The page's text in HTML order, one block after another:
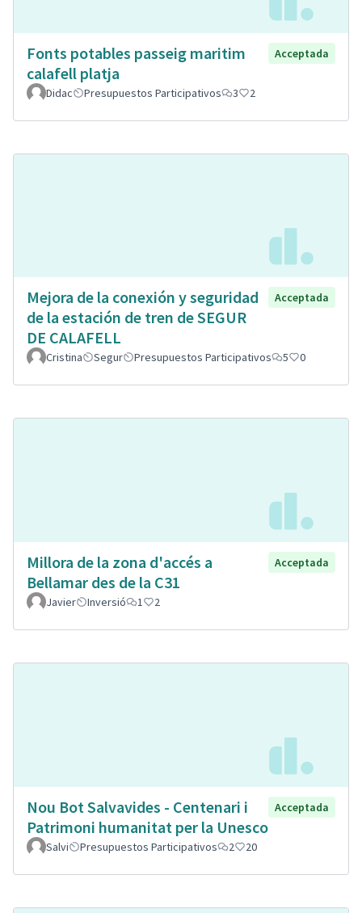
Fonts potables passeig maritim
calafell platja
Acceptada
Didac Presupuestos Participativos 3 2
Mejora de la conexión y seguridad
de la estación de tren de SEGUR
DE CALAFELL
Acceptada
Cristina Segur Presupuestos Participativos 5 0
Millora de la zona d'accés a
Bellamar des de la C31
Acceptada
Javier Inversió 1 2
Nou Bot Salvavides - Centenari i
Patrimoni humanitat per la Unesco
Acceptada
Salvi Presupuestos Participativos 2 20